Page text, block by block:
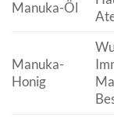
Manuka-Öl
Manuka-
Honig